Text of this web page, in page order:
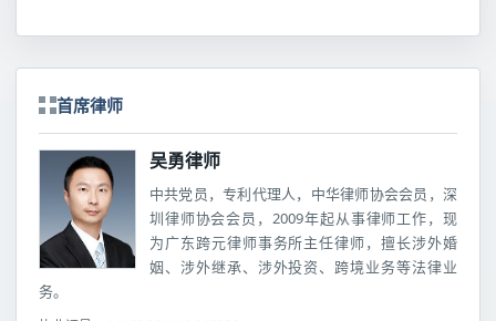
首席律师
吴勇律师
中共党员，专利代理人，中华律师协会会员，深
圳律师协会会员，2009年起从事律师工作，现
为广东跨元律师事务所主任律师，擅长涉外婚
姻、涉外继承、涉外投资、跨境业务等法律业
务。